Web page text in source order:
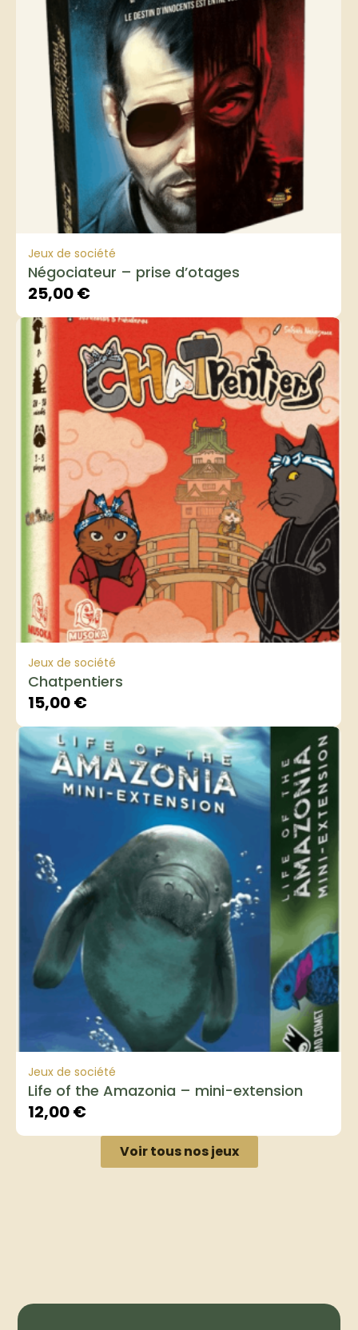
Jeux de société
Négociateur – prise d’otages
25,00€
Jeux de société
Chatpentiers
15,00€
Jeux de société
Life of the Amazonia – mini-extension
12,00€
Voir tous nos jeux